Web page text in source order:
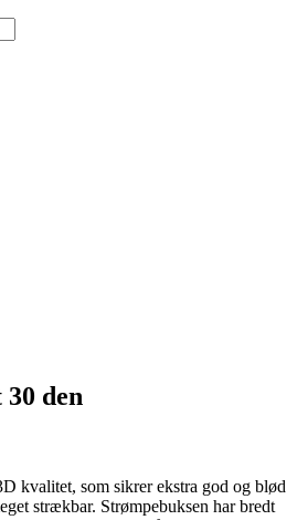
den
kvalitet, som sikrer ekstra god og blød
strækbar. Strømpebuksen har bredt